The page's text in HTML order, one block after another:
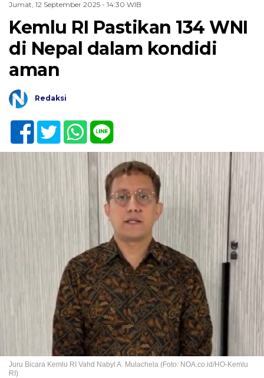
Jumat, 12 September 2025 - 14:30 WIB
Kemlu RI Pastikan 134 WNI
di Nepal dalam kondidi
aman
Redaksi
Juru Bicara Kemlu RI Vahd Nabyl A. Mulachela (Foto: NOA.co.id/HO-Kemlu
RI)